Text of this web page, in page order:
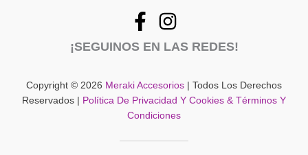
¡SEGUINOS EN LAS REDES!
Copyright © 2026 Meraki Accesorios | Todos Los Derechos
Reservados |
Política De Privacidad Y Cookies & Términos Y
Condiciones